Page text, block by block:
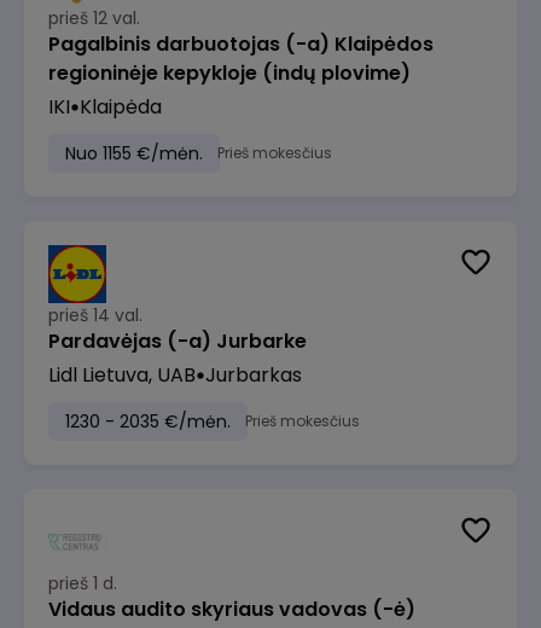
prieš 12 val.
Pagalbinis darbuotojas (-a) Klaipėdos
regioninėje kepykloje (indų plovime)
IKI Klaipėda
Nuo 1155 €/mėn. Prieš mokesčius
prieš 14 val.
Pardavėjas (-a) Jurbarke
Lidl Lietuva, UAB Jurbarkas
1230 - 2035 €/mėn. Prieš mokesčius
prieš 1 d.
Vidaus audito skyriaus vadovas (-ė)